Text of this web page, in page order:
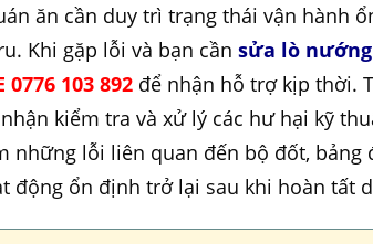
ăn cần duy trì trạng thái vận hành
Khi gặp lỗi và bạn cầnsửa lò
0776 103 892 để nhận hỗ trợ kịp thời.
kiểm tra và xử lý các hư hại kỹ
những lỗi liên quan đến bộ đốt, bảng
động ổn định trở lại sau khi hoàn tất